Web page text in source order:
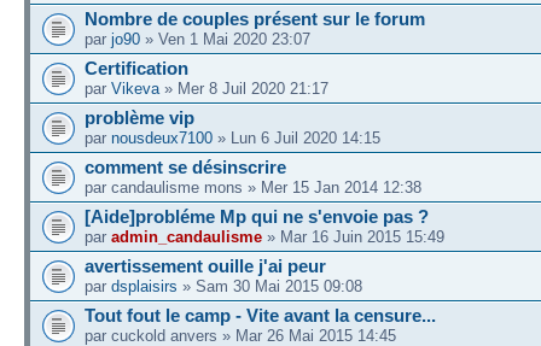
Nombre de couples présent sur le forum
par jo90 » Ven 1 Mai 2020 23:07
Certification
par Vikeva» Mer 8 Juil 2020 21:17
problème vip
par nousdeux7100 » Lun 6 Juil 2020 14:15
comment se désinscrire
par candaulisme mons » Mer 15 Jan 2014 12:38
[Aide]probléme Mp qui ne s'envoie pas ?
par admin_candaulisme » Mar 16 Juin 2015 15:49
avertissement ouille j'ai peur
par dsplaisirs » Sam 30 Mai 2015 09:08
Tout fout le camp - Vite avant la censure...
par cuckold anvers » Mar 26 Mai 2015 14:45